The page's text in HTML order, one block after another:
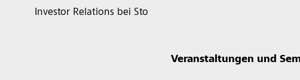
Investor Relations bei Sto
Veranstaltungen und